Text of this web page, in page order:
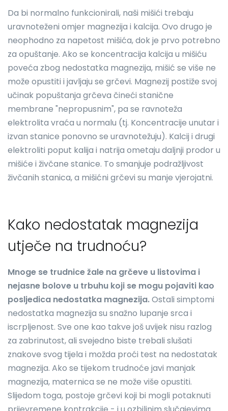
Da bi normalno funkcionirali, naši mišići trebaju
uravnoteženi omjer magnezija i kalcija. Ovo drugo je
neophodno za napetost mišića, dok je prvo potrebno
za opuštanje. Ako se koncentracija kalcija u mišiću
poveća zbog nedostatka magnezija, mišić se više ne
može opustiti i javljaju se grčevi. Magnezij postiže svoj
učinak popuštanja grčeva čineći stanične
membrane "nepropusnim", pa se ravnoteža
elektrolita vraća u normalu (tj. Koncentracije unutar i
izvan stanice ponovno se uravnotežuju). Kalcij i drugi
elektroliti poput kalija i natrija ometaju daljnji prodor u
mišiće i živčane stanice. To smanjuje podražljivost
živčanih stanica, a mišićni grčevi su manje vjerojatni.
Kako nedostatak magnezija
utječe na trudnoću?
Mnoge se trudnice žale na grčeve u listovima i
nejasne bolove u trbuhu koji se mogu pojaviti kao
posljedica nedostatka magnezija.Ostali simptomi
nedostatka magnezija su snažno lupanje srca i
iscrpljenost. Sve one kao takve još uvijek nisu razlog
za zabrinutost, ali svejedno biste trebali slušati
znakove svog tijela i možda proći test na nedostatak
magnezija. Ako se tijekom trudnoće javi manjak
magnezija, maternica se ne može više opustiti.
Slijedom toga, postoje grčevi koji bi mogli potaknuti